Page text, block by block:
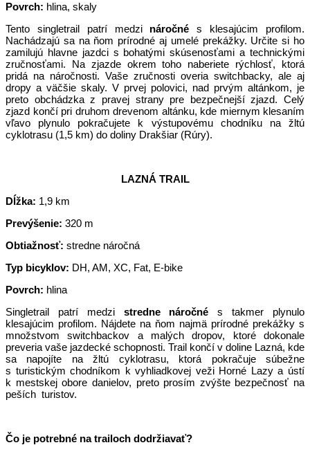
Povrch: hlina, skaly
Tento singletrail patrí medzi náročné s klesajúcim profilom.
Nachádzajú sa na ňom prírodné aj umelé prekážky. Určite si ho
zamilujú hlavne jazdci s bohatými skúsenosťami a technickými
zručnosťami. Na zjazde okrem toho naberiete rýchlosť, ktorá
pridá na náročnosti. Vaše zručnosti overia switchbacky, ale aj
dropy a väčšie skaly. V prvej polovici, nad prvým altánkom, je
preto obchádzka z pravej strany pre bezpečnejší zjazd. Celý
zjazd končí pri druhom drevenom altánku, kde miernym klesaním
vľavo plynulo pokračujete k výstupovému chodníku na žltú
cyklotrasu (1,5 km) do doliny Drakšiar (Rúry).
LAZNÁ TRAIL
Dĺžka: 1,9 km
Prevýšenie: 320 m
Obtiažnosť: stredne náročná
Typ bicyklov: DH, AM, XC, Fat, E-bike
Povrch: hlina
Singletrail patrí medzi stredne náročnés takmer plynulo
klesajúcim profilom. Nájdete na ňom najmä prírodné prekážky s
množstvom switchbackov a malých dropov, ktoré dokonale
preveria vaše jazdecké schopnosti. Trail končí v doline Lazná, kde
sa napojíte na žltú cyklotrasu, ktorá pokračuje súbežne
s turistickým chodníkom k vyhliadkovej veži Horné Lazy a ústí
k mestskej obore danielov, preto prosím zvýšte bezpečnosť na
peších turistov.
Čo je potrebné na trailoch dodržiavať?